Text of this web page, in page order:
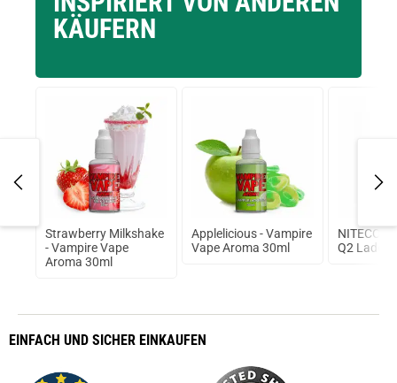
KÄUFERN
Strawberry Milkshake
- Vampire Vape
Aroma 30ml
Applelicious - Vampire
Vape Aroma 30ml
Q2
EINFACH UND SICHER EINKAUFEN